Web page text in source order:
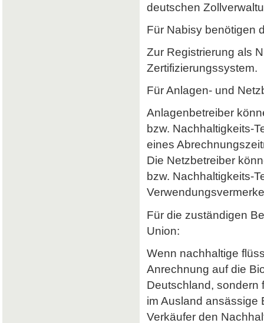
deutschen
Für Nabisy benötigen
Zur Registrierung als
Zertifizierungssystem.
Für Anlagen- und
Anlagenbetreiber
bzw. Nachhaltigkeits-
eines
Die Netzbetreiber
bzw. Nachhaltigkeits-
Für die zuständigen
Union:
Wenn nachhaltige
Anrechnung auf die
Deutschland, sondern
im Ausland ansässige
Verkäufer den